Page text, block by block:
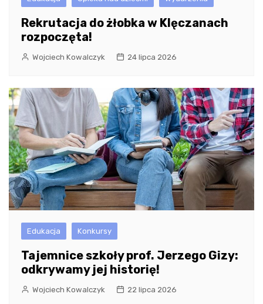
Rekrutacja do żłobka w Klęczanach
rozpoczęta!
Wojciech Kowalczyk 24 lipca 2026
Edukacja Konkursy
Tajemnice szkoły prof. Jerzego Gizy:
odkrywamy jej historię!
Wojciech Kowalczyk 22 lipca 2026